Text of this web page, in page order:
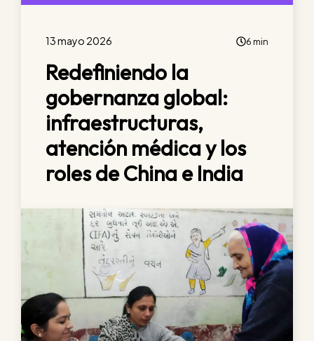
13 mayo 2026 6 min
Redefiniendo la
gobernanza global:
infraestructuras,
atención médica y los
roles de China e India